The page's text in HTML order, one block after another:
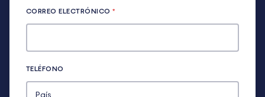
CORREO ELECTRÓNICO*
TELÉFONO